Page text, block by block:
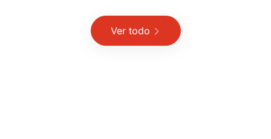
Ver todo